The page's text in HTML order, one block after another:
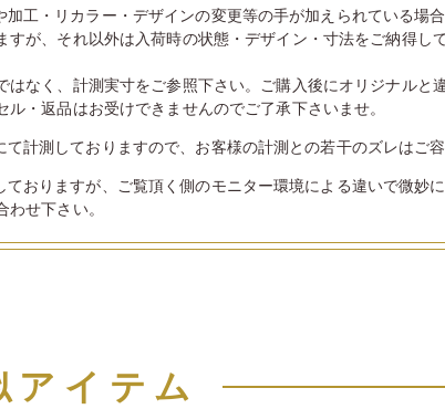
加工・リカラー・デザインの変更等の手が加えられている場
すが、それ以外は入荷時の状態・デザイン・寸法をご納得し
はなく、計測実寸をご参照下さい。ご購入後にオリジナルと
ル・返品はお受けできませんのでご了承下さいませ。
計測しておりますので、お客様の計測との若干のズレはご容
ておりますが、ご覧頂く側のモニター環境による違いで微妙
わせ下さい。
アイテム